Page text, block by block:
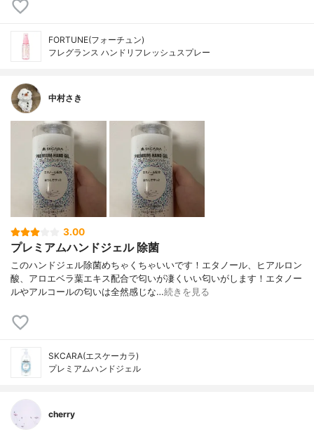
FORTUNE(フォーチュン)
フレグランス ハンドリフレッシュスプレー
中村さき
3.00
プレミアムハンドジェル 除菌
このハンドジェル除菌めちゃくちゃいいです！エタノール、ヒアルロン
酸、アロエベラ葉エキス配合で匂いが凄くいい匂いがします！エタノー
ルやアルコールの匂いは全然感じな…続きを見る
SKCARA(エスケーカラ)
プレミアムハンドジェル
cherry